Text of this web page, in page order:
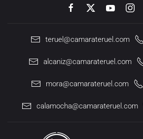
teruel@camarateruel.com
alcaniz@camarateruel.com
mora@camarateruel.com
calamocha@camarateruel.com